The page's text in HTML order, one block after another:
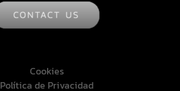
Cookies
Política de Privacidad